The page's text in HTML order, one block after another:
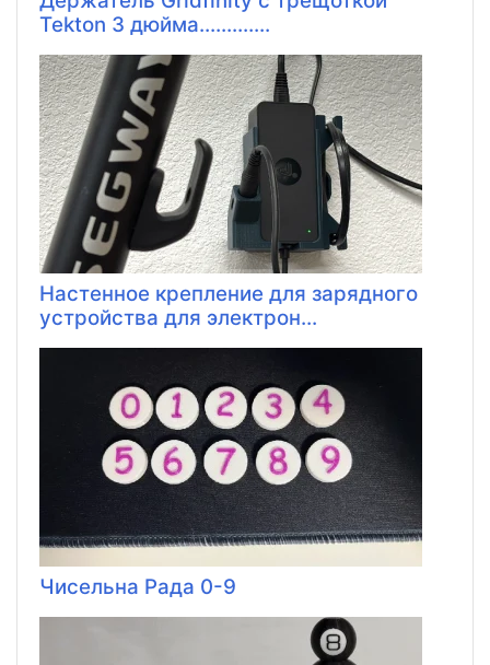
Tekton 3 дюйма.............
Настенное крепление для зарядного
устройства для электрон...
Чисельна Рада 0-9